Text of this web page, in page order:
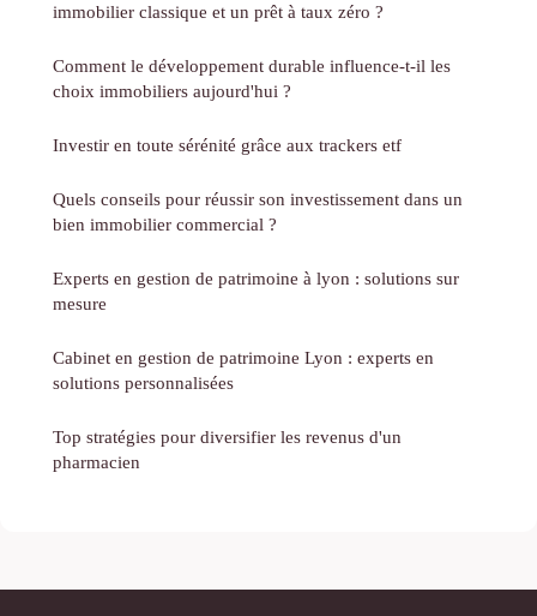
immobilier classique et un prêt à taux zéro ?
Comment le développement durable influence-t-il les
choix immobiliers aujourd'hui ?
Investir en toute sérénité grâce aux trackers etf
Quels conseils pour réussir son investissement dans un
bien immobilier commercial ?
Experts en gestion de patrimoine à lyon : solutions sur
mesure
Cabinet en gestion de patrimoine Lyon : experts en
solutions personnalisées
Top stratégies pour diversifier les revenus d'un
pharmacien